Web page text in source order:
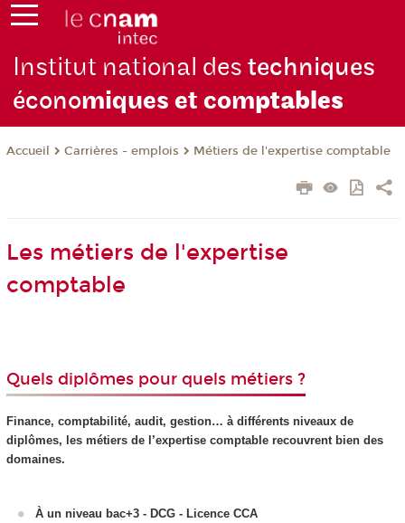
Institut national destechniques
économiques et comptables
Accueil Carrières - emplois Métiers de l'expertise comptable
Les métiers de l'expertise
comptable
Quels diplômes pour quels métiers ?
Finance, comptabilité, audit, gestion… à différents niveaux de
diplômes, les métiers de l’expertise comptable recouvrent bien des
domaines.
À un niveau bac+3 - DCG - Licence CCA